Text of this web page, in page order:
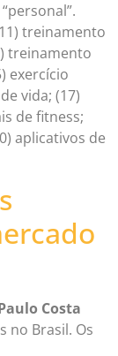
treinamento
treinamento
exercício
vida; (17)
de fitness;
aplicativos de
Costa
no Brasil. Os